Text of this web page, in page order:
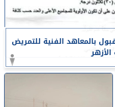
بالمعاهد الفنية للتمريض